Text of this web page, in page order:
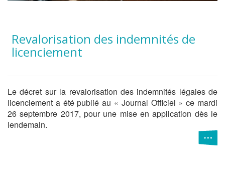
Revalorisation des indemnités de
licenciement
Le décret sur la revalorisation des indemnités légales de
licenciement a été publié au « Journal Officiel » ce mardi
26 septembre 2017, pour une mise en application dès le
lendemain.